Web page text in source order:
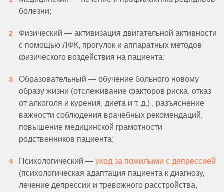
болезни;
Физический — активизация двигательной активности
с помощью ЛФК, прогулок и аппаратных методов
физического воздействия на пациента;
Образовательный — обучение больного новому
образу жизни (отслеживание факторов риска, отказ
от алкоголя и курения, диета и т. д.) , разъяснение
важности соблюдения врачебных рекомендаций,
повышение медицинской грамотности
родственников пациента;
Психологический — уход за пожилыми с депрессией
(психологическая адаптация пациента к диагнозу,
лечение депрессии и тревожного расстройства,